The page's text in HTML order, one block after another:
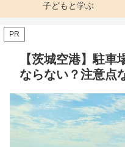
子どもと学ぶ
PR
【茨城空港】駐
ならない？注意点